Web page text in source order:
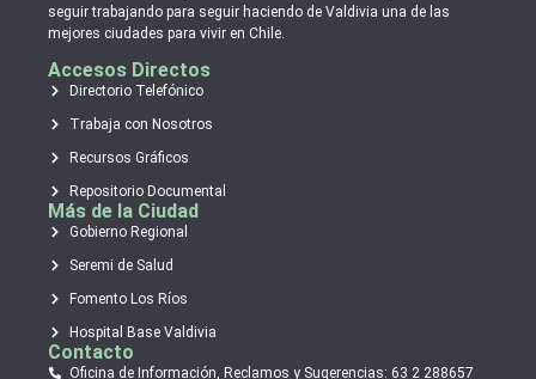
seguir trabajando para seguir haciendo de Valdivia una de las
mejores ciudades para vivir en Chile.
Accesos Directos
Directorio Telefónico
Trabaja con Nosotros
Recursos Gráficos
Repositorio Documental
Más de la Ciudad
Gobierno Regional
Seremi de Salud
Fomento Los Ríos
Hospital Base Valdivia
Contacto
Oficina de Información, Reclamos y Sugerencias: 63 2 288657